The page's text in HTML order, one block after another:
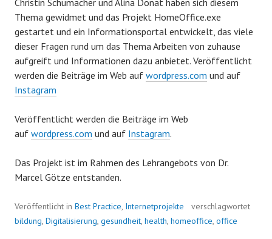
Christin Schumacher und Alina Donat haben sich diesem
Thema gewidmet und das Projekt HomeOffice.exe
gestartet und ein Informationsportal entwickelt, das viele
dieser Fragen rund um das Thema Arbeiten von zuhause
aufgreift und Informationen dazu anbietet. Veröffentlicht
werden die Beiträge im Web auf wordpress.com und auf
Instagram
Veröffentlicht werden die Beiträge im Web
auf wordpress.com und auf Instagram.
Das Projekt ist im Rahmen des Lehrangebots von Dr.
Marcel Götze entstanden.
Veröffentlicht in Best Practice, Internetprojekte
verschlagwortet
bildung, Digitalisierung, gesundheit, health, homeoffice, office